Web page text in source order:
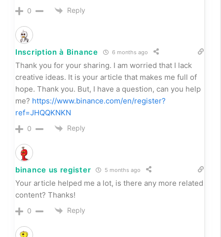
0 Reply
Inscription à Binance 6 months ago
Thank you for your sharing. I am worried that I lack
creative ideas. It is your article that makes me full of
hope. Thank you. But, I have a question, can you help
me? https://www.binance.com/en/register?
ref=JHQQKNKN
0 Reply
binance us register 5 months ago
Your article helped me a lot, is there any more related
content? Thanks!
0 Reply